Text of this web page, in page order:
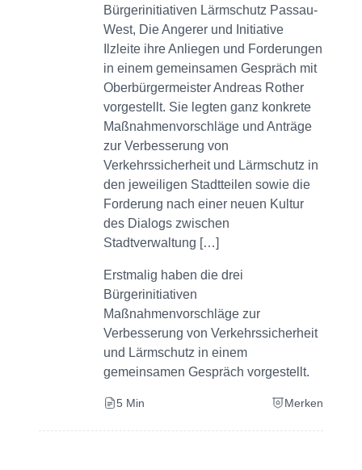
Bürgerinitiativen Lärmschutz Passau-
West, Die Angerer und Initiative
Ilzleite ihre Anliegen und Forderungen
in einem gemeinsamen Gespräch mit
Oberbürgermeister Andreas Rother
vorgestellt. Sie legten ganz konkrete
Maßnahmenvorschläge und Anträge
zur Verbesserung von
Verkehrssicherheit und Lärmschutz in
den jeweiligen Stadtteilen sowie die
Forderung nach einer neuen Kultur
des Dialogs zwischen
Stadtverwaltung […]
Erstmalig haben die drei
Bürgerinitiativen
Maßnahmenvorschläge zur
Verbesserung von Verkehrssicherheit
und Lärmschutz in einem
gemeinsamen Gespräch vorgestellt.
5 Min Merken